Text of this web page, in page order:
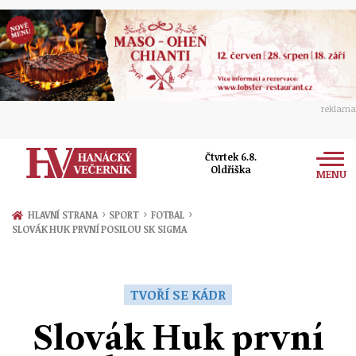
reklama
Čtvrtek 6.8.
Oldřiška
MENU
Zprávy
Přerov
Ekonomika
Ženy
Sport
HLAVNÍ STRANA › SPORT › FOTBAL ›
SLOVÁK HUK PRVNÍ POSILOU SK SIGMA
TVOŘÍ SE KÁDR
Slovák Huk první